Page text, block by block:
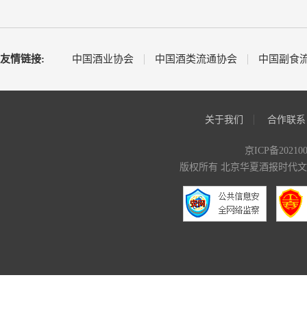
友情链接: 中国酒业协会 中国酒类流通协会 中国副食
关于我们 合作联系
京ICP备
版权所有 北京华夏酒报时代文